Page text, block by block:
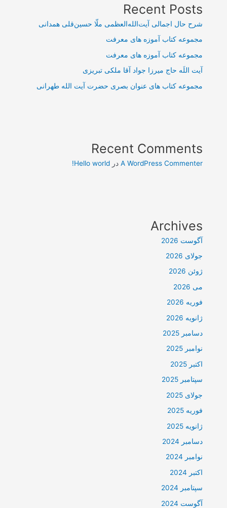
Recent Posts
شرح حال اجمالی آیت‌الله‌العظمی ملّا حسین‌قلی همدانی
مجموعه کتاب آموزه های معرفت
مجموعه کتاب آموزه های معرفت
آیت اللَه حاج میرزا جواد آقا ملکی تبریزی
مجموعه کتاب های عنوان بصری حضرت آیت الله طهرانی
Recent Comments
A WordPress Commenter درHello world!
Archives
آگوست 2026
جولای 2026
ژوئن 2026
می 2026
فوریه 2026
ژانویه 2026
دسامبر 2025
نوامبر 2025
اکتبر 2025
سپتامبر 2025
جولای 2025
فوریه 2025
ژانویه 2025
دسامبر 2024
نوامبر 2024
اکتبر 2024
سپتامبر 2024
آگوست 2024